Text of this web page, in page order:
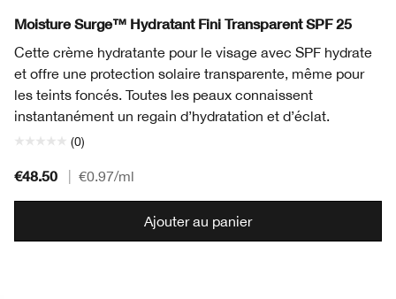
Moisture Surge™ Hydratant Fini Transparent SPF 25
Cette crème hydratante pour le visage avec SPF hydrate
et offre une protection solaire transparente, même pour
les teints foncés. Toutes les peaux connaissent
instantanément un regain d’hydratation et d’éclat.
(0)
€48.50 €0.97/ml
Ajouter au panier